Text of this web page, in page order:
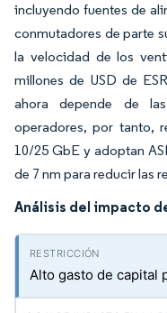
incluyendo fuentes de
conmutadores de parte
la velocidad de los
millones de USD de
ahora depende de
operadores, por tanto,
10/25 GbE y adoptan
de 7 nm para reducir las
Análisis del impacto
Alto gasto de capital